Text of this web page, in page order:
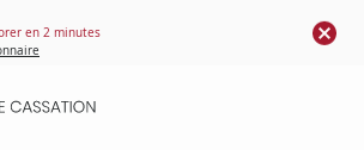
cookies
en 2 minutes